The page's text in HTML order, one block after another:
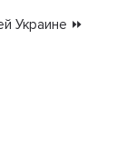
Украине ⏩